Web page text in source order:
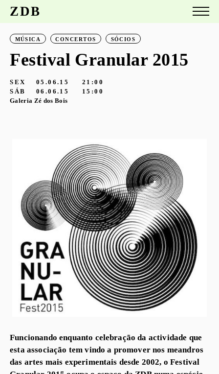
ZDB
MÚSICA CONCERTOS SÓCIOS
Festival Granular 2015
SEX 05.06.15
21:00
SÁB
06.06.15
15:00
Galeria Zé dos Bois
Funcionando enquanto celebração da actividade que
esta associação tem vindo a promover nos meandros
das artes mais experimentais desde 2002, o Festival